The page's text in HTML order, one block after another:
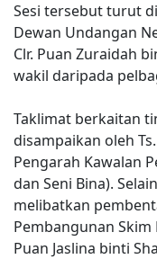
Sesi tersebut turut
Dewan Undangan
Clr. Puan Zuraidah
wakil daripada
Taklimat berkaitan
disampaikan oleh
Pengarah Kawalan
dan Seni Bina).
melibatkan
Pembangunan
Puan Jaslina binti